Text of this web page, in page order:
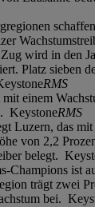
wird in den
Platz sieben
RMS
einem
KeystoneRMS
Luzern, das
von 2,2
belegt.
Champions ist
trägt zwei
bei.